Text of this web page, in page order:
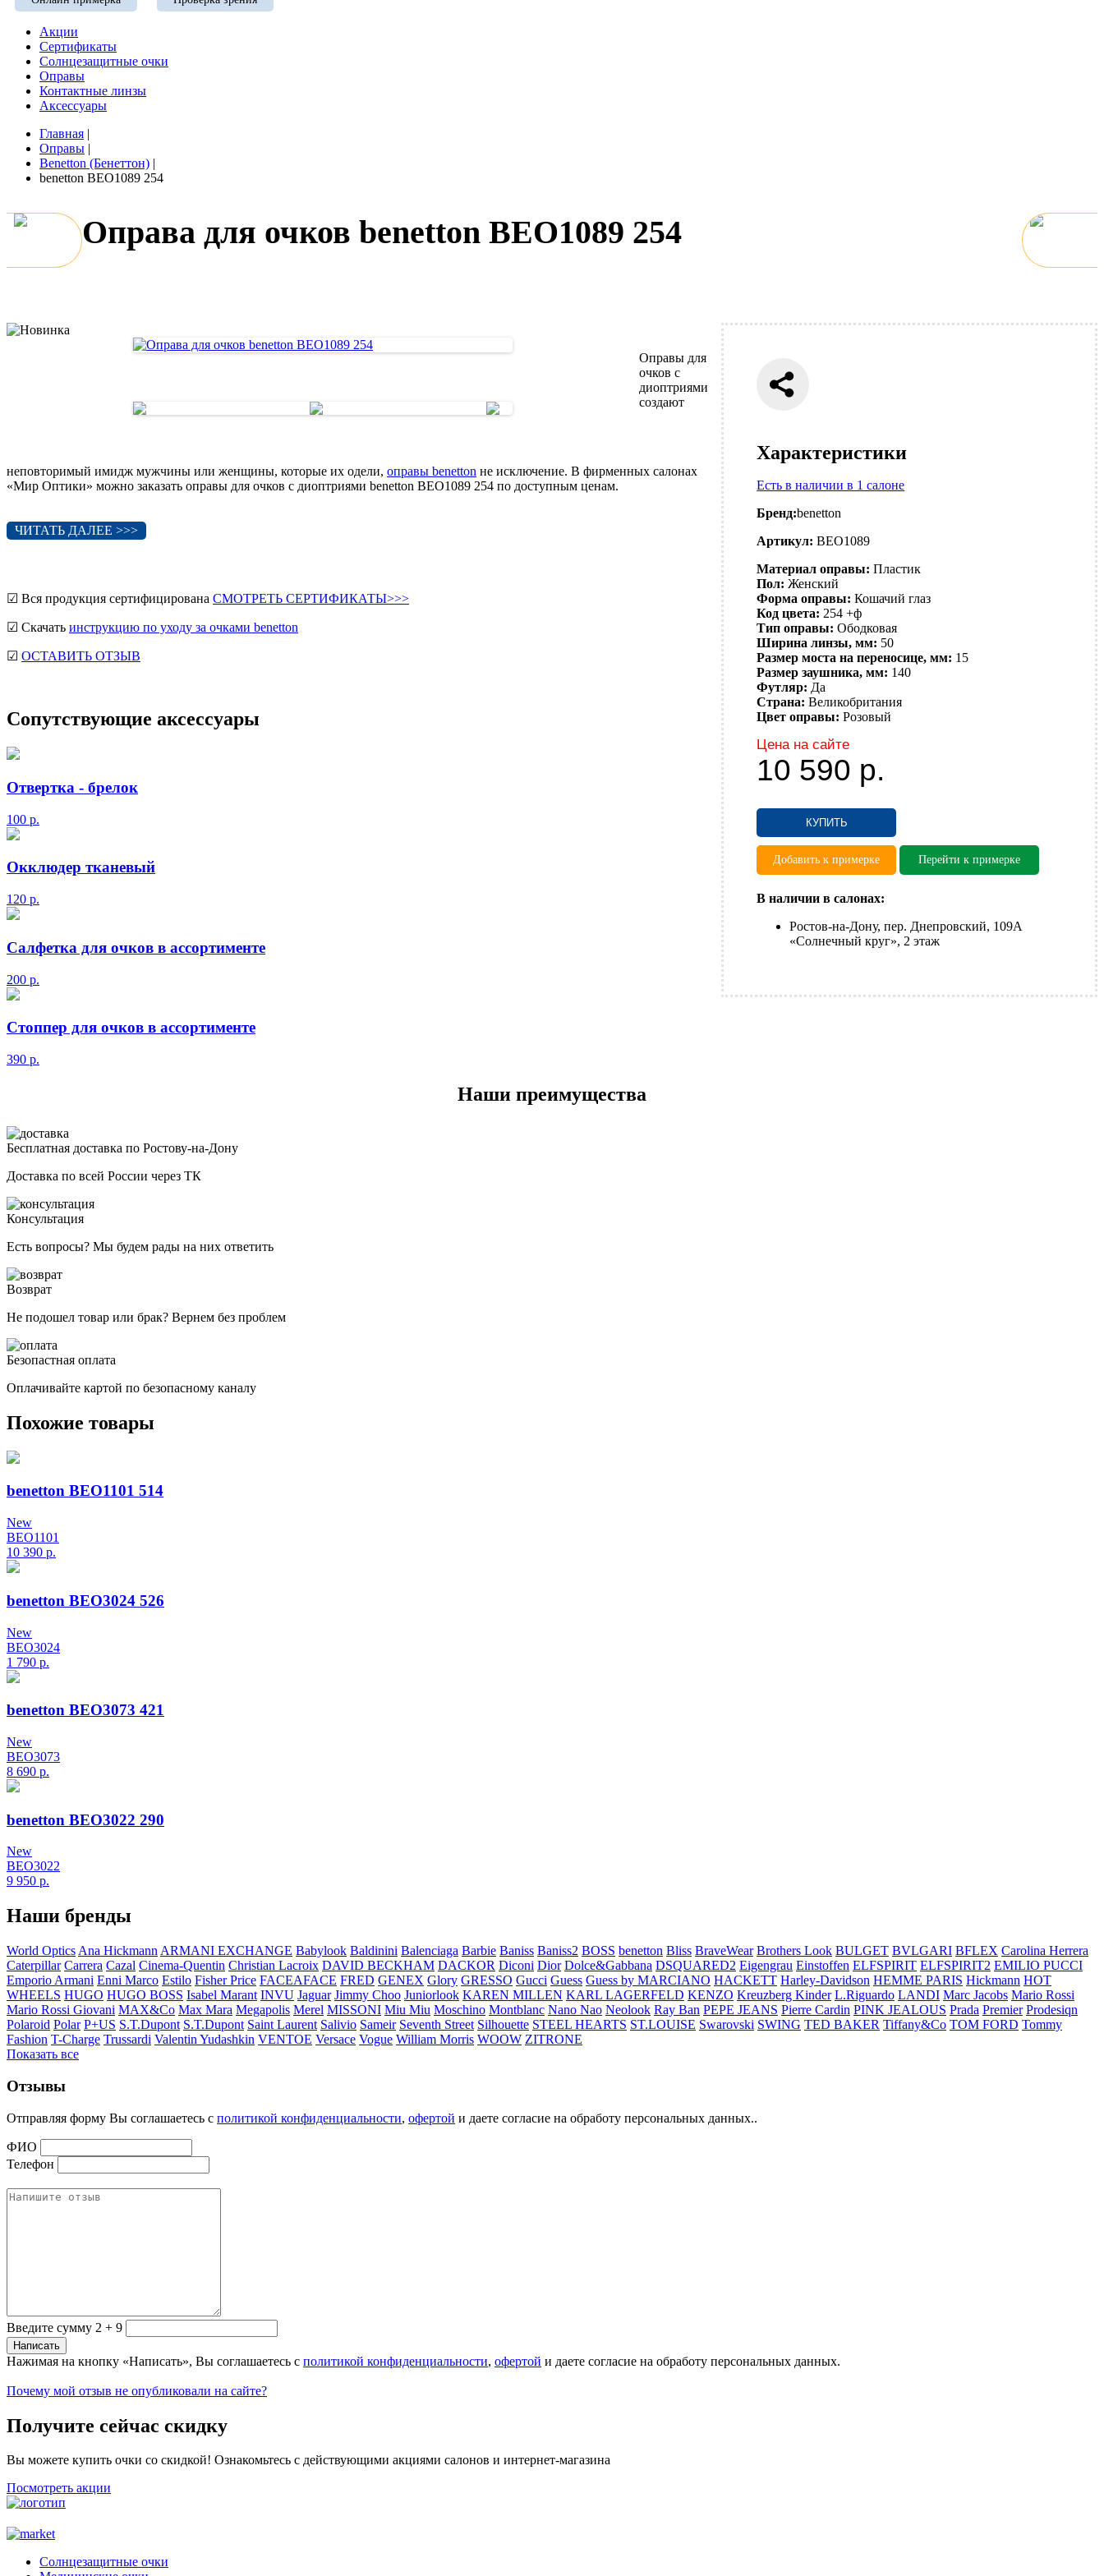
Акции
Сертификаты
Солнцезащитные очки
Оправы
Контактные линзы
Аксессуары
Главная |
Оправы |
Benetton (Бенеттон) |
benetton BEO1089 254
Оправа для очков benetton BEO1089 254
Характеристики
Есть в наличии в 1 салоне
Бренд:benetton
Артикул: BEO1089
Материал оправы: Пластик
Пол: Женский
Форма оправы: Кошачий глаз
Код цвета: 254 +ф
Тип оправы: Ободковая
Ширина линзы, мм: 50
Размер моста на переносице, мм: 15
Размер заушника, мм: 140
Футляр: Да
Страна: Великобритания
Цвет оправы: Розовый
Цена на сайте
10 590 р.
КУПИТЬ
Добавить к примерке Перейти к примерке
В наличии в салонах:
Ростов-на-Дону, пер. Днепровский, 109А
«Солнечный круг», 2 этаж
Оправы для
очков с
диоптриями
создают
неповторимый имидж мужчины или женщины, которые их одели, оправы benetton не исключение. В фирменных салонах
«Мир Оптики» можно заказать оправы для очков с диоптриями benetton BEO1089 254 по доступным ценам.
ЧИТАТЬ ДАЛЕЕ >>>
☑ Вся продукция сертифицирована СМОТРЕТЬ СЕРТИФИКАТЫ>>>
☑ Скачать инструкцию по уходу за очками benetton
☑ ОСТАВИТЬ ОТЗЫВ
Сопутствующие аксессуары
Отвертка - брелок
100 р.
Окклюдер тканевый
120 р.
Салфетка для очков в ассортименте
200 р.
Стоппер для очков в ассортименте
390 р.
Наши преимущества
Бесплатная доставка по Ростову-на-Дону
Доставка по всей России через ТК
Консультация
Есть вопросы? Мы будем рады на них ответить
Возврат
Не подошел товар или брак? Вернем без проблем
Безопастная оплата
Оплачивайте картой по безопасному каналу
Похожие товары
benetton BEO1101 514
New
BEO1101
10 390 р.
benetton BEO3024 526
New
BEO3024
1 790 р.
benetton BEO3073 421
New
BEO3073
8 690 р.
benetton BEO3022 290
New
BEO3022
9 950 р.
Наши бренды
World Optics Ana Hickmann ARMANI EXCHANGE Babylook Baldinini Balenciaga Barbie Baniss Baniss2 BOSS benetton Bliss BraveWear Brothers Look BULGET BVLGARI BFLEX Carolina Herrera
Caterpillar Carrera Cazal Cinema-Quentin Christian Lacroix DAVID BECKHAM DACKOR Diconi Dior Dolce&Gabbana DSQUARED2 Eigengrau Einstoffen ELFSPIRIT ELFSPIRIT2 EMILIO PUCCI
Emporio Armani Enni Marco Estilo Fisher Price FACEAFACE FRED GENEX Glory GRESSO Gucci Guess Guess by MARCIANO HACKETT Harley-Davidson HEMME PARIS Hickmann HOT
WHEELS HUGO HUGO BOSS Isabel Marant INVU Jaguar Jimmy Choo Juniorlook KAREN MILLEN KARL LAGERFELD KENZO Kreuzberg Kinder L.Riguardo LANDI Marc Jacobs Mario Rossi
Mario Rossi Giovani MAX&Co Max Mara Megapolis Merel MISSONI Miu Miu Moschino Montblanc Nano Nao Neolook Ray Ban PEPE JEANS Pierre Cardin PINK JEALOUS Prada Premier Prodesiqn
Polaroid Polar P+US S.T.Dupont S.T.Dupont Saint Laurent Salivio Sameir Seventh Street Silhouette STEEL HEARTS ST.LOUISE Swarovski SWING TED BAKER Tiffany&Co TOM FORD Tommy
Fashion T-Charge Trussardi Valentin Yudashkin VENTOE Versace Vogue William Morris WOOW ZITRONE
Показать все
Отзывы
Отправляя форму Вы соглашаетесь с политикой конфиденциальности, офертой и даете согласие на обработу персональных данных..
ФИО
Телефон
Введите сумму 2 + 9
Нажимая на кнопку «Написать», Вы соглашаетесь с политикой конфиденциальности, офертой и даете согласие на обработу персональных данных.
Почему мой отзыв не опубликовали на сайте?
Получите сейчас скидку
Вы можете купить очки со скидкой! Ознакомьтесь с действующими акциями салонов и интернет-магазина
Посмотреть акции
Солнцезащитные очки